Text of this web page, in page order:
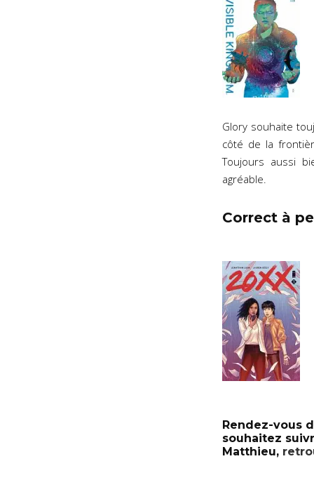
Glory souhaite
côté de la
Toujours aussi
agréable.
Correct à
Rendez-vous
souhaitez
Matthieu,